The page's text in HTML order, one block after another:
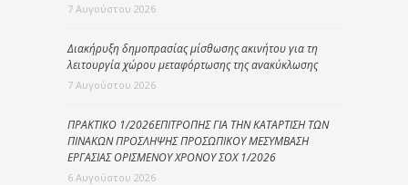
7 Αυγούστου 2026
Διακήρυξη δημοπρασίας μίσθωσης ακινήτου για τη
λειτουργία χώρου μεταφόρτωσης της ανακύκλωσης
7 Αυγούστου 2026
ΠΡΑΚΤΙΚΟ 1/2026ΕΠΙΤΡΟΠΗΣ ΓΙΑ ΤΗΝ ΚΑΤΑΡΤΙΣΗ ΤΩΝ
ΠΙΝΑΚΩΝ ΠΡΟΣΛΗΨΗΣ ΠΡΟΣΩΠΙΚΟΥ ΜΕΣΥΜΒΑΣΗ
ΕΡΓΑΣΙΑΣ ΟΡΙΣΜΕΝΟΥ ΧΡΟΝΟΥ ΣΟΧ 1/2026
6 Αυγούστου 2026